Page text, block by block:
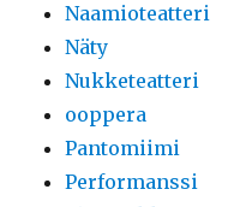
Naamioteatteri
Näty
Nukketeatteri
ooppera
Pantomiimi
Performanssi